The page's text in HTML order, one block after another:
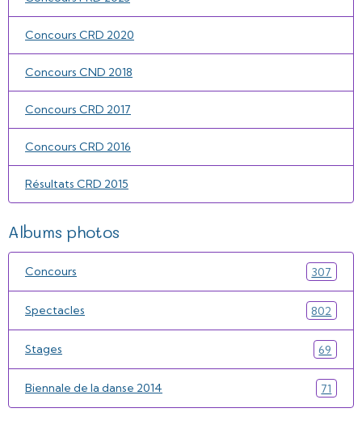
Concours CRD 2020
Concours CND 2018
Concours CRD 2017
Concours CRD 2016
Résultats CRD 2015
Albums photos
Concours 307
Spectacles 802
Stages 69
Biennale de la danse 2014 71